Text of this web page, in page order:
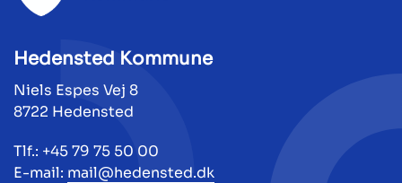
Hedensted Kommune
Niels Espes Vej 8
8722 Hedensted
Tlf.: +45 79 75 50 00
E-mail: mail@hedensted.dk